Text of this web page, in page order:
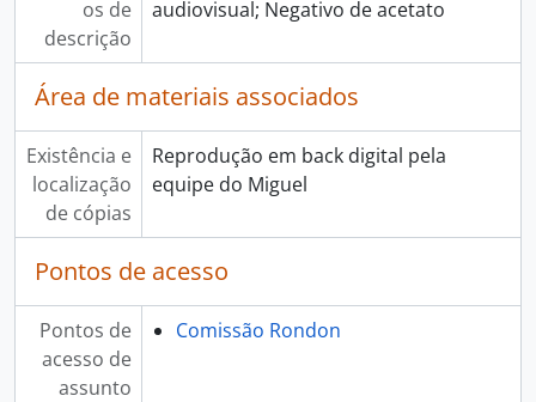
os de
descrição
audiovisual; Negativo de acetato
Área de materiais associados
Existência e
localização
de cópias
Reprodução em back digital pela
equipe do Miguel
Pontos de acesso
Pontos de
acesso de
assunto
Comissão Rondon